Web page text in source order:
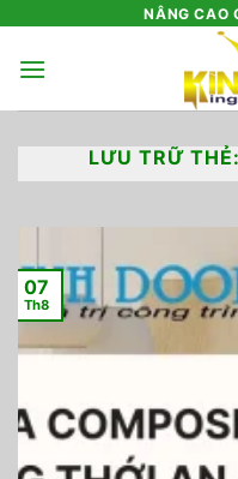
nội
NÂNG CAO
LƯU TRỮ
07
Th8